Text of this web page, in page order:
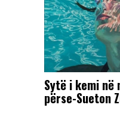
Sytë i kemi në
përse-Sueton